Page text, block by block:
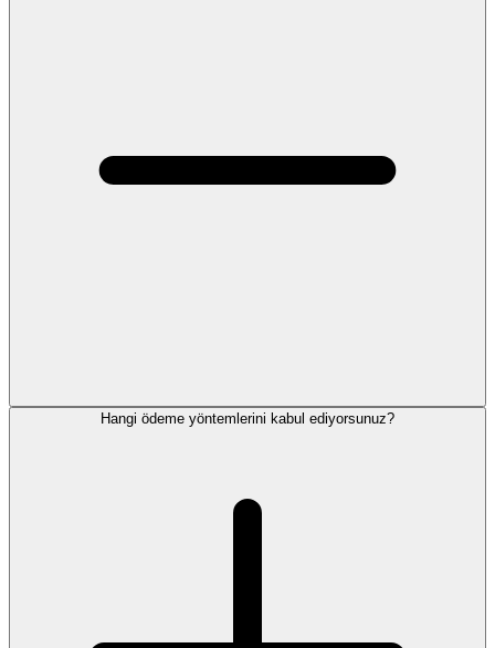
Hangi ödeme yöntemlerini kabul ediyorsunuz?